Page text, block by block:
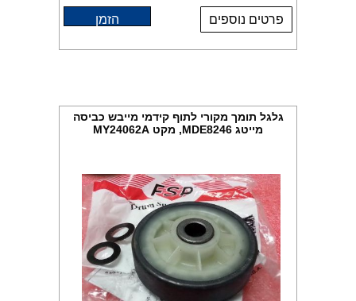
פרטים נוספים הזמן
גלגל תומך מקורי לתוף קידמי מייבש כביסה
מייטג MDE8246, מקט MY24062A